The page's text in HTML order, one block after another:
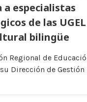
especialistas
de las UGEL
bilingüe
Regional de
Dirección de Gestión